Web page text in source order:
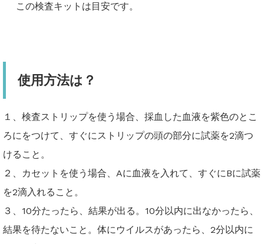
この検査キットは目安です。
使用方法は？
１、検査ストリップを使う場合、採血した血液を紫色のとこ
ろにをつけて、すぐにストリップの頭の部分に試薬を2滴つ
けること。
２、カセットを使う場合、Aに血液を入れて、すぐにBに試薬
を2滴入れること。
３、10分たったら、結果が出る。10分以内に出なかったら、
結果を待たないこと。体にウイルスがあったら、2分以内に